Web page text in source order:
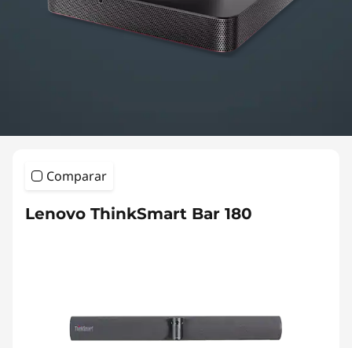
Comparar
Lenovo ThinkSmart Bar 180